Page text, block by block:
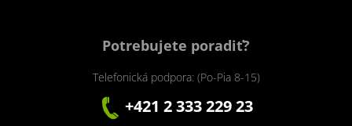
Potrebujete poradiť?
Telefonická podpora: (Po-Pia 8-15)
+421 2 333 229 23